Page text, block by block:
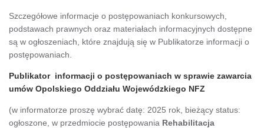
Szczegółowe informacje o postępowaniach konkursowych,
podstawach prawnych oraz materiałach informacyjnych dostępne
są w ogłoszeniach, które znajdują się w Publikatorze informacji o
postępowaniach.
Publikator informacji o postępowaniach w sprawie zawarcia
umów Opolskiego Oddziału Wojewódzkiego NFZ
(w informatorze proszę wybrać datę: 2025 rok, bieżący status:
ogłoszone, w przedmiocie postępowania Rehabilitacja